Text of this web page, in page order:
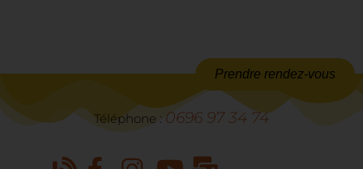
Prendre rendez-vous
Téléphone : 0696 97 34 74